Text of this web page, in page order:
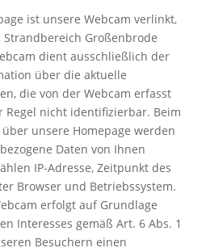
ist unsere Webcam verlinkt,
Großenbrode
dient ausschließlich der
über die aktuelle
die von der Webcam erfasst
Regel nicht identifizierbar. Beim
unsere Homepage werden
Daten von Ihnen
IP-Adresse, Zeitpunkt des
Browser und Betriebssystem.
erfolgt auf Grundlage
Interesses gemäß Art. 6 Abs. 1
Besuchern einen